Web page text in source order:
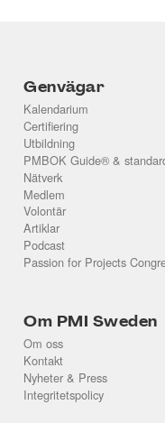
Genvägar
Kalendarium
Certifiering
Utbildning
PMBOK Guide® &
Nätverk
Medlem
Volontär
Artiklar
Podcast
Passion for Projects
Om PMI Sweden
Om oss
Kontakt
Nyheter & Press
Integritetspolicy